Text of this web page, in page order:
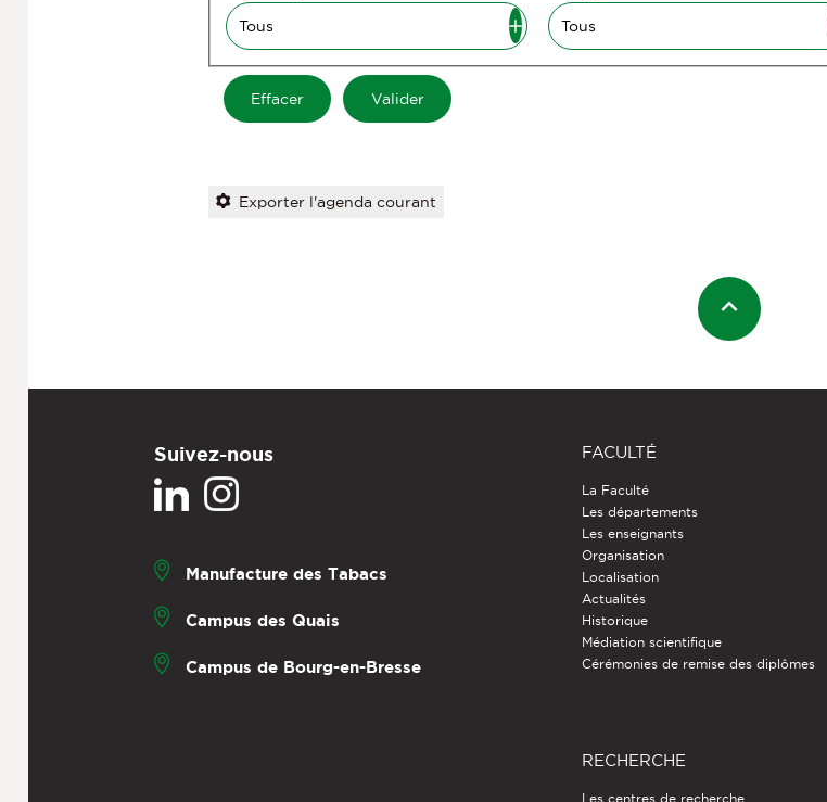
Exporter l'agenda courant
Suivez-nous
Manufacture des Tabacs
Campus des Quais
Campus de Bourg-en-Bresse
FACULTÉ
La Faculté
Les départements
Les enseignants
Organisation
Localisation
Actualités
Historique
Médiation scientifique
Cérémonies de remise des diplômes
RECHERCHE
Les centres de recherche